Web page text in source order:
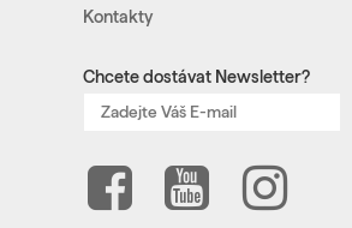
Kontakty
Chcete dostávat Newsletter?